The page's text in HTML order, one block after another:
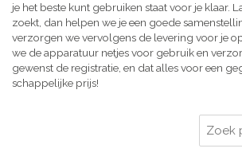
je het beste kunt gebruiken staat voor je klaar.
zoekt, dan helpen we je een goede
verzorgen we vervolgens de levering voor je
we de apparatuur netjes voor gebruik en
gewenst de registratie, en dat alles voor een
schappelijke prijs!